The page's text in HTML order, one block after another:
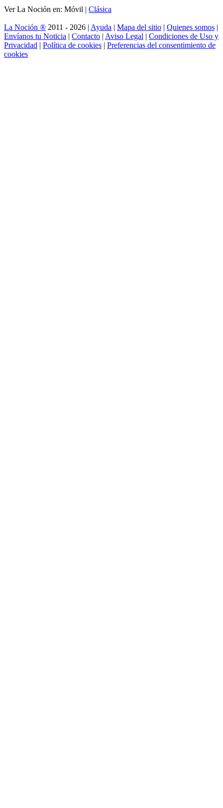
Ver La Noción en: Móvil | Clásica
La Noción ® 2011 - 2026 | Ayuda | Mapa del sitio | Quienes somos |
Envíanos tu Noticia | Contacto | Aviso Legal | Condiciones de Uso y
Privacidad | Política de cookies | Preferencias del consentimiento de
cookies